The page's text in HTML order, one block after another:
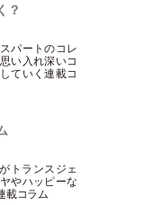
？
パートのコレ
い入れ深いコ
ていく連載コ
トランスジェ
やハッピーな
載コラム